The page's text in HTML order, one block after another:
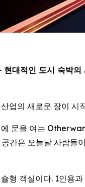
현대적인 도시 숙박
업의 새로운 장이 시
문을 여는
간은 오늘날 사람
형 객실이다. 1인용